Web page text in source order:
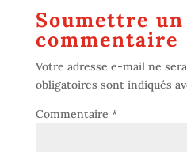
Soumettre un
commentaire
Votre adresse e-mail ne
obligatoires sont indiqués
Commentaire *